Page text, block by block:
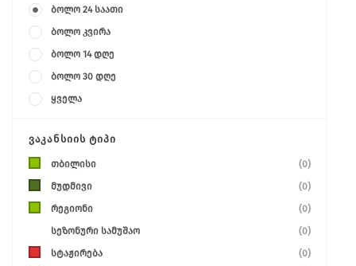
ბოლო 24 საათი
ბოლო კვირა
ბოლო 14 დღე
ბოლო 30 დღე
ყველა
ᲕᲐᲙᲐᲜᲡᲘᲘᲡ ᲢᲘᲞᲘ
თბილისი
(0)
მუდმივი
(0)
რეგიონი
(0)
სეზონური სამუშაო
(0)
სტაჟირება
(0)